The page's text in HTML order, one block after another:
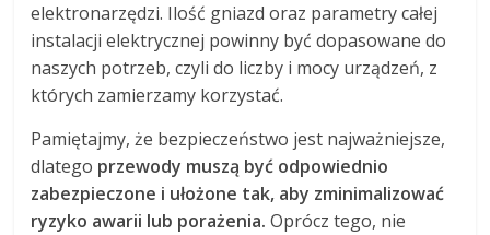
elektronarzędzi. Ilość gniazd oraz parametry całej
instalacji elektrycznej powinny być dopasowane do
naszych potrzeb, czyli do liczby i mocy urządzeń, z
których zamierzamy korzystać.
Pamiętajmy, że bezpieczeństwo jest najważniejsze,
dlatego przewody muszą być odpowiednio
zabezpieczone i ułożone tak, aby zminimalizować
ryzyko awarii lub porażenia. Oprócz tego, nie